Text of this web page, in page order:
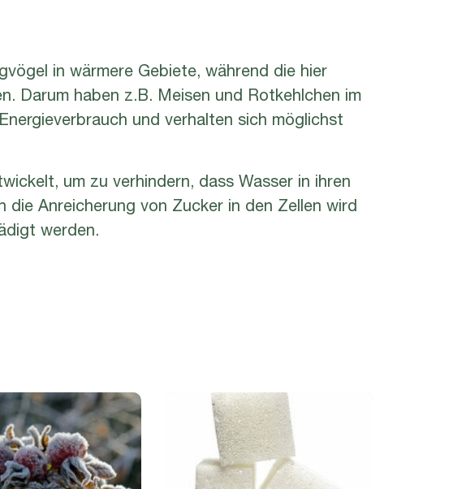
in wärmere Gebiete, während die hier
Darum haben z.B. Meisen und Rotkehlchen im
und verhalten sich möglichst
um zu verhindern, dass Wasser in ihren
Anreicherung von Zucker in den Zellen wird
werden.